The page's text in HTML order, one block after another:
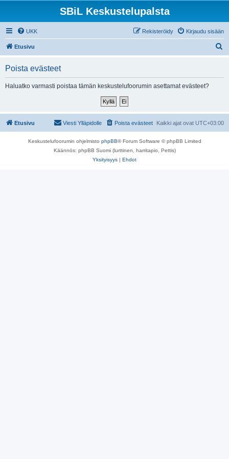
SBiL Keskustelupalsta
UKK Kirjaudu sisään
Rekisteröidy
Etusivu
Poista evästeet
Haluatko varmasti poistaa tämän keskustelufoorumin asettamat evästeet?
Etusivu Kaikki ajat ovat UTC+03:00
Poista evästeet
Viesti Ylläpidolle
Keskustelufoorumin ohjelmisto phpBB® Forum Software © phpBB Limited
Käännös: phpBB Suomi (lurttinen, harritapio, Pettis)
Yksityisyys | Ehdot